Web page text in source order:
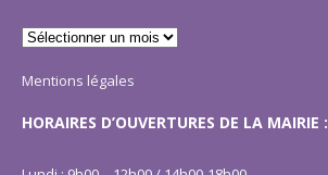
Mentions légales
HORAIRES D’OUVERTURES DE LA MAIRIE :